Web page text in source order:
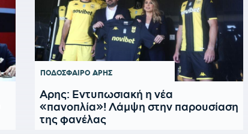
ΠΟΔΟΣΦΑΙΡΟ ΑΡΗΣ
Αρης: Εντυπωσιακή η νέα
«πανοπλία»! Λάμψη στην παρουσίαση
της φανέλας